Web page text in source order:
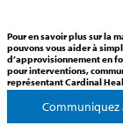
Pour en savoir plus sur la
pouvons vous aider à
d’approvisionnement en
pour interventions,
représentant Cardinal
Communiquez